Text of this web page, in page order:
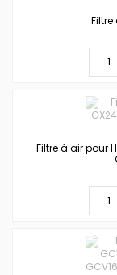
Filtre
Filtre à air pour